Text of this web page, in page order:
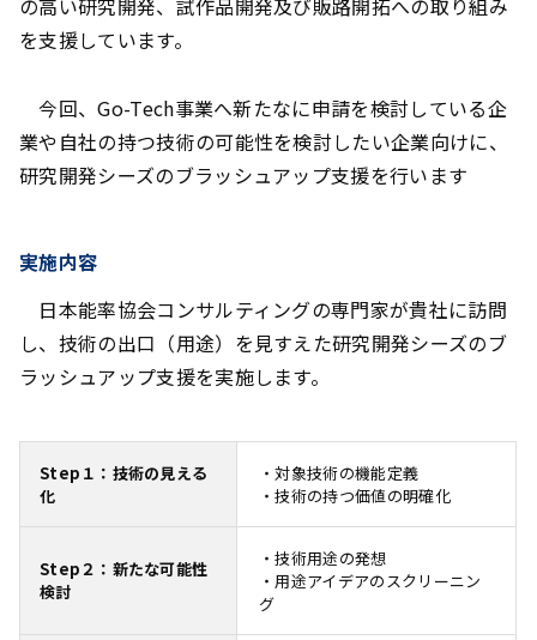
の高い研究開発、試作品開発及び販路開拓への取り組み
を支援しています。
今回、Go-Tech事業へ新たなに申請を検討している企
業や自社の持つ技術の可能性を検討したい企業向けに、
研究開発シーズのブラッシュアップ支援を行います
実施内容
日本能率協会コンサルティングの専門家が貴社に訪問
し、技術の出口（用途）を見すえた研究開発シーズのブ
ラッシュアップ支援を実施します。
Step１：技術の見える
化
・対象技術の機能定義
・技術の持つ価値の明確化
Step２：新たな可能性
検討
・技術用途の発想
・用途アイデアのスクリーニン
グ